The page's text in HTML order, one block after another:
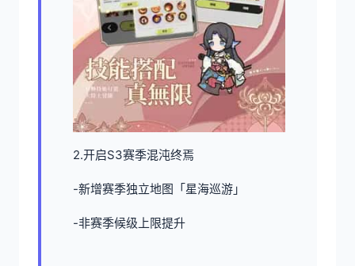
2.开启S3赛季混沌终焉
-新增赛季独立地图「星海巡游」
-非赛季候级上限提升